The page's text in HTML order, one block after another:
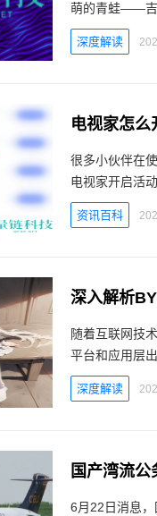
萌的青蛙——吉
深度解读
电视家怎
很多小伙伴在
电视家开启活
资讯百科
深入解析
随着互联网技
平台和应用层
深度解读
国产湾流
6月22日消息